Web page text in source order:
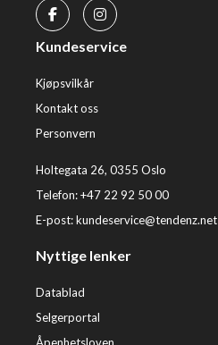
Kundeservice
Kjøpsvilkår
Kontakt oss
Personvern
Holtegata 26, 0355 Oslo
Telefon: +47 22 92 50 00
E-post:kundeservice@tendenz.net
Nyttige lenker
Datablad
Selgerportal